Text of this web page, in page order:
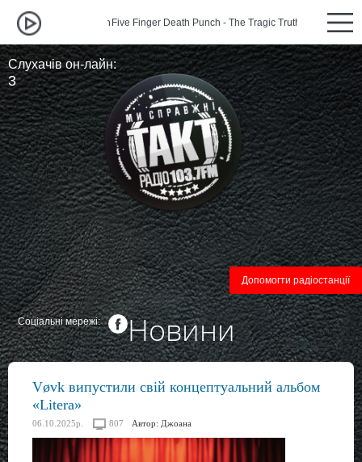
Слухачів он-лайн:
3
Five Finger
Five Finger Death Punch - The Tragic Truth
Допомогти радіостанції
Соціальні мережі: Новини ←Всі новини
Vøvk випустили свій концептуальний альбом
«Litera»
06.10.2025р. 807 Автор: Джоана